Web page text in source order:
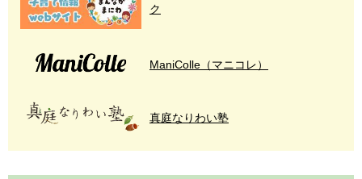
ク
ManiColle（マニコレ）
真庭なりわい塾